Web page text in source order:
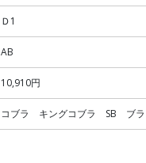
Ｄ1
AB
10,910円
コブラ キングコブラ SB ブラ